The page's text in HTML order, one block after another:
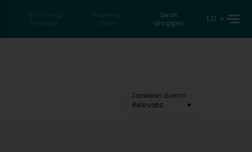
Fannt eng
Persoun
Reverse
Sich
Sech
aloggen
LU
Zortéieren duerch
Relevanz